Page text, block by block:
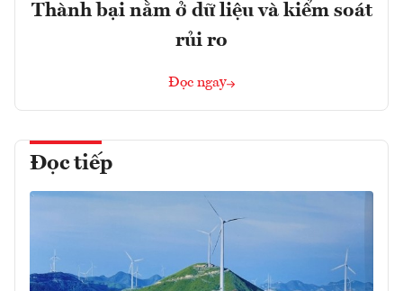
Thành bại nằm ở dữ liệu và kiểm soát
rủi ro
Đọc ngay
Đọc tiếp